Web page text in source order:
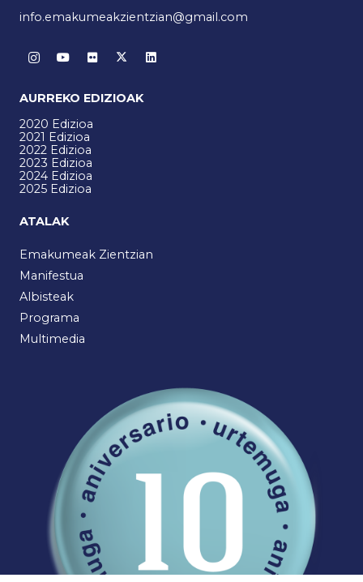
info.emakumeakzientzian@gmail.com
AURREKO EDIZIOAK
2020 Edizioa
2021 Edizioa
2022 Edizioa
2023 Edizioa
2024 Edizioa
2025 Edizioa
ATALAK
Emakumeak Zientzian
Manifestua
Albisteak
Programa
Multimedia